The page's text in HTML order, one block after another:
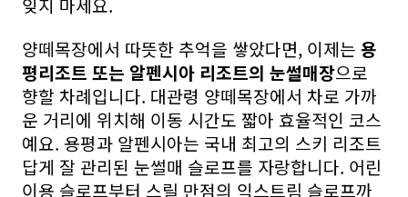
잊지 마세요.
양떼목장에서 따뜻한 추억을 쌓았다면, 이제는 용
평리조트 또는 알펜시아 리조트의 눈썰매장으로
향할 차례입니다. 대관령 양떼목장에서 차로 가까
운 거리에 위치해 이동 시간도 짧아 효율적인 코스
예요. 용평과 알펜시아는 국내 최고의 스키 리조트
답게 잘 관리된 눈썰매 슬로프를 자랑합니다. 어린
이용 슬로프부터 스릴 만점의 익스트림 슬로프까